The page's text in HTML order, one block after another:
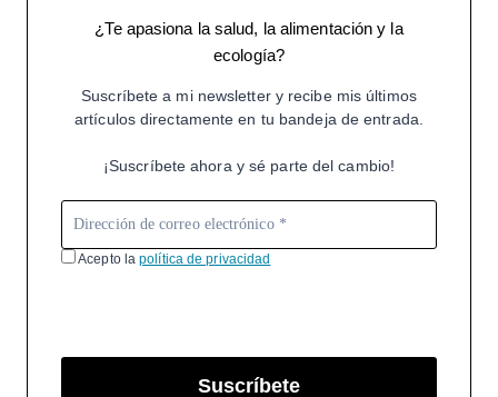
¿Te apasiona la salud, la alimentación y la
ecología?
Suscríbete a mi newsletter y recibe mis últimos
artículos directamente en tu bandeja de entrada.
¡Suscríbete ahora y sé parte del cambio!
Acepto lapolítica de privacidad
Suscríbete